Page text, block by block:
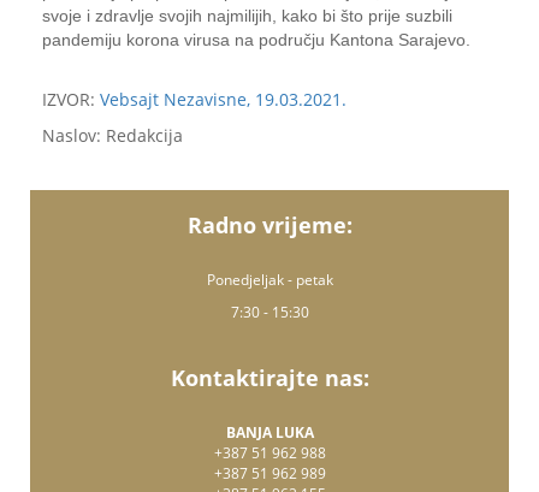
svoje i zdravlje svojih najmilijih, kako bi što prije suzbili
pandemiju korona virusa na području Kantona Sarajevo.
IZVOR: Vebsajt Nezavisne, 19.03.2021.
Naslov: Redakcija
Radno vrijeme:
Ponedjeljak - petak
7:30 - 15:30
Kontaktirajte nas:
BANJA LUKA
+387 51 962 988
+387 51 962 989